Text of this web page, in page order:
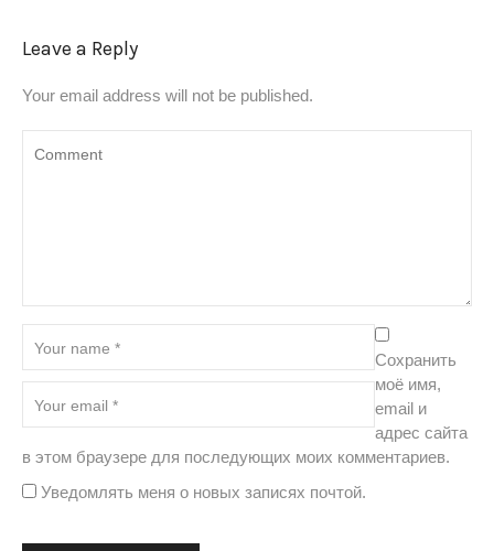
Leave a Reply
Your email address will not be published.
Сохранить
моё имя,
email и
адрес сайта
в этом браузере для последующих моих комментариев.
Уведомлять меня о новых записях почтой.